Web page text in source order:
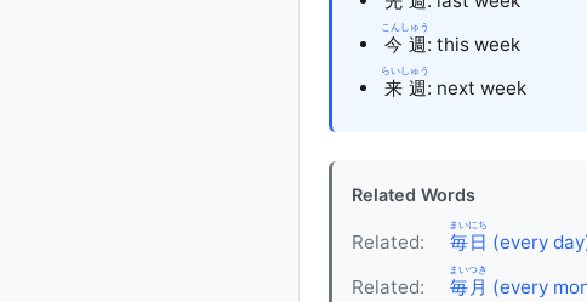
今週
こんしゅう
: this week
来週
らいしゅう
: next week
Related Words
Related: 毎日
まいにち
(every
Related:
毎月
まいつき
(every